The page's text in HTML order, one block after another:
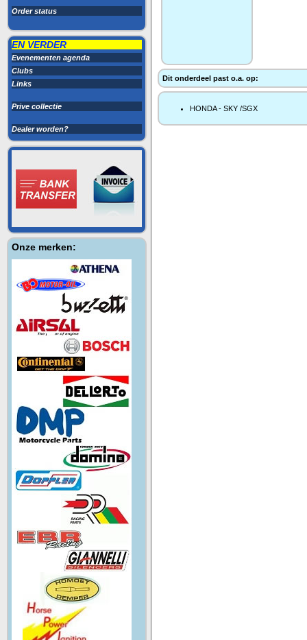
Order status
EN VERDER
Evenementen agenda
Clubs
Links
Prive collectie
Dealer worden?
Onze merken:
Dit onderdeel past o.a. op:
HONDA - SKY /SGX